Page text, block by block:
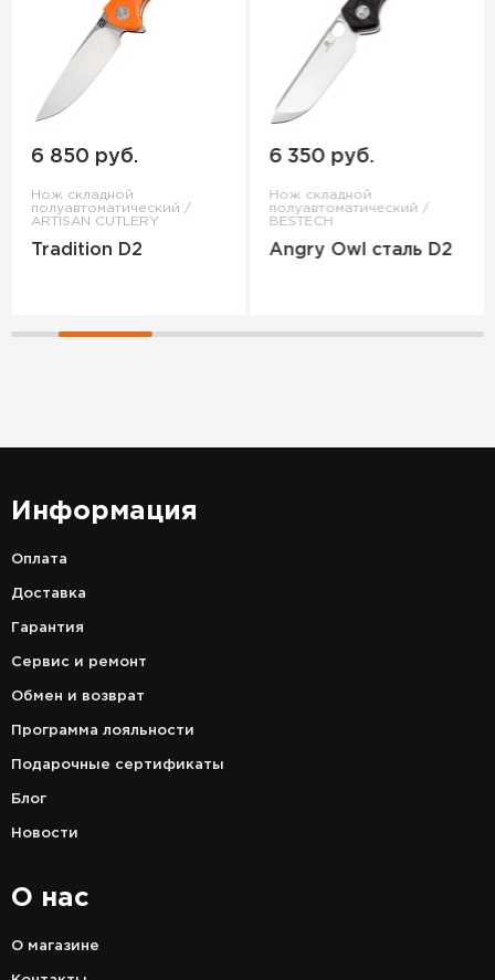
6 850 руб.
Нож складной
полуавтоматический /
ARTISAN CUTLERY
Tradition D2
6 350 руб.
Нож складной
полуавтоматический /
BESTECH
Angry Owl сталь D2
Информация
Оплата
Доставка
Гарантия
Сервис и ремонт
Обмен и возврат
Программа лояльности
Подарочные сертификаты
Блог
Новости
О нас
О магазине